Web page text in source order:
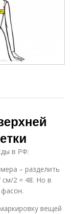
в РФ:
– разделить
см/2 = 48. Но в
вещей